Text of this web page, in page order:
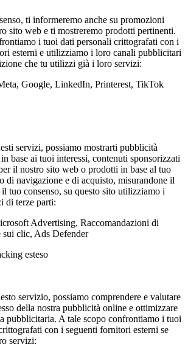
ti informeremo anche su promozioni
sito web e ti mostreremo prodotti pertinenti.
i tuoi dati personali crittografati con i
esterni e utilizziamo i loro canali pubblicitari
che tu utilizzi già i loro servizi:
Google, LinkedIn, Printerest, TikTok
servizi, possiamo mostrarti pubblicità
base ai tuoi interessi, contenuti sponsorizzati
il nostro sito web o prodotti in base al tuo
di navigazione e di acquisto, misurandone il
il tuo consenso, su questo sito utilizziamo i
di terze parti:
Advertising, Raccomandazioni di
sui clic, Ads Defender
esteso
servizio, possiamo comprendere e valutare
della nostra pubblicità online e ottimizzare
pubblicitaria. A tale scopo confrontiamo i tuoi
con i seguenti fornitori esterni se
servizi: